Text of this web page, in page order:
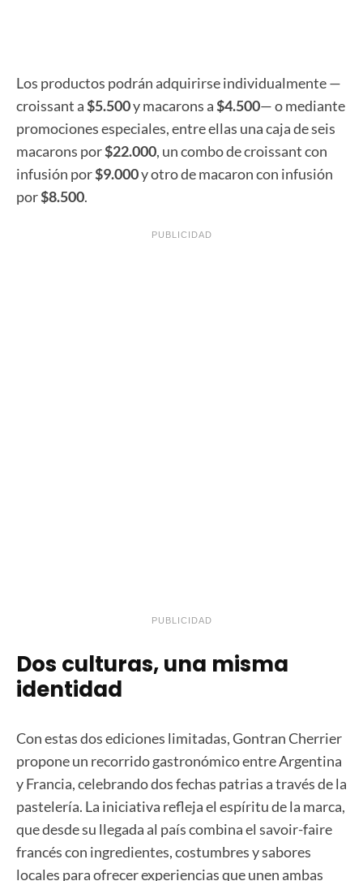
Los productos podrán adquirirse individualmente —
croissant a$5.500y macarons a$4.500— o mediante
promociones especiales, entre ellas una caja de seis
macarons por$22.000, un combo de croissant con
infusión por$9.000y otro de macaron con infusión
por$8.500.
PUBLICIDAD
PUBLICIDAD
Dos culturas, una misma
identidad
Con estas dos ediciones limitadas, Gontran Cherrier
propone un recorrido gastronómico entre Argentina
y Francia, celebrando dos fechas patrias a través de la
pastelería. La iniciativa refleja el espíritu de la marca,
que desde su llegada al país combina el savoir-faire
francés con ingredientes, costumbres y sabores
locales para ofrecer experiencias que unen ambas